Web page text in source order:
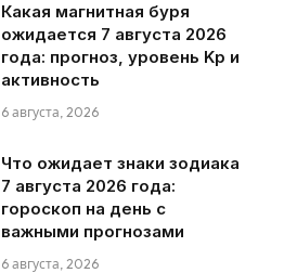
Какая магнитная буря
ожидается 7 августа 2026
года: прогноз, уровень Kp и
активность
6 августа, 2026
Что ожидает знаки зодиака
7 августа 2026 года:
гороскоп на день с
важными прогнозами
6 августа, 2026